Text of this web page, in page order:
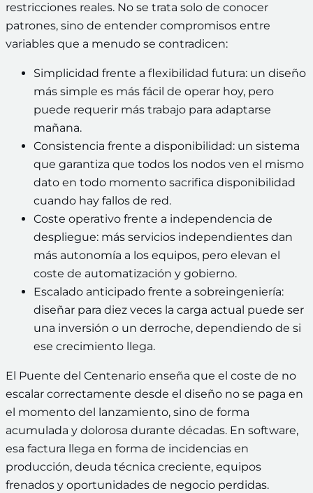
restricciones reales. No se trata solo de conocer
patrones, sino de entender compromisos entre
variables que a menudo se contradicen:
Simplicidad frente a flexibilidad futura: un diseño
más simple es más fácil de operar hoy, pero
puede requerir más trabajo para adaptarse
mañana.
Consistencia frente a disponibilidad: un sistema
que garantiza que todos los nodos ven el mismo
dato en todo momento sacrifica disponibilidad
cuando hay fallos de red.
Coste operativo frente a independencia de
despliegue: más servicios independientes dan
más autonomía a los equipos, pero elevan el
coste de automatización y gobierno.
Escalado anticipado frente a sobreingeniería:
diseñar para diez veces la carga actual puede ser
una inversión o un derroche, dependiendo de si
ese crecimiento llega.
El Puente del Centenario enseña que el coste de no
escalar correctamente desde el diseño no se paga en
el momento del lanzamiento, sino de forma
acumulada y dolorosa durante décadas. En software,
esa factura llega en forma de incidencias en
producción, deuda técnica creciente, equipos
frenados y oportunidades de negocio perdidas.